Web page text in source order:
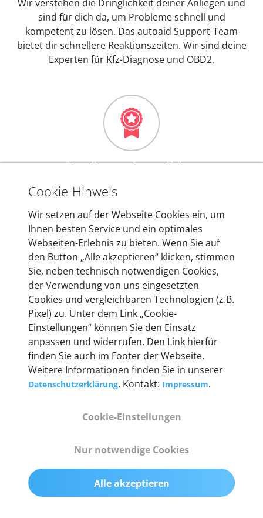
Wir verstehen die Dringlichkeit deiner Anliegen und
sind für dich da, um Probleme schnell und
kompetent zu lösen. Das autoaid Support-Team
bietet dir schnellere Reaktionszeiten. Wir sind deine
Experten für Kfz-Diagnose und OBD2.
Mehr als 10 Jahre Erfahrung
In den Kfz-Diagnosegeräten von autoaid stecken
entwickeln wir unsere Produkte am Standort in
Berlin laufend weiter. Auf diese Qualität vertrauen
heute mehr als 60.000 Privatkunden und
Unternehmen.
Technische Details &
Lieferumfang
55 mm x 25 mm x 12 mm
200 g
Cookie-Hinweis
Wir setzen auf der Webseite Cookies ein, um
Ihnen besten Service und ein optimales
Webseiten-Erlebnis zu bieten. Wenn Sie auf
den Button „Alle akzeptieren“ klicken, stimmen
Sie, neben technisch notwendigen Cookies,
der Verwendung von uns eingesetzten
Cookies und vergleichbaren Technologien (z.B.
Pixel) zu. Unter dem Link „Cookie-
Einstellungen“ können Sie den Einsatz
anpassen und widerrufen. Den Link hierfür
finden Sie auch im Footer der Webseite.
Weitere Informationen finden Sie in unserer
Datenschutzerklärung. Kontakt: Impressum.
Cookie-Einstellungen
Nur notwendige Cookies
Alle akzeptieren